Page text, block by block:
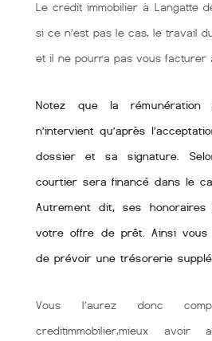
Le crédit immobilier à Langatte
si ce n’est pas le cas, le travail
et il ne pourra pas vous facturer
Notez que la
n’intervient qu’après
dossier et sa signature.
courtier sera financé dans le
Autrement dit, ses
votre offre de prêt. Ainsi vous
de prévoir une trésorerie
Vous l’aurez donc
creditimmobilier,mieux